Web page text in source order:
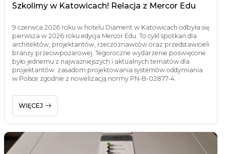
Szkolimy w Katowicach! Relacja z Mercor Edu
9 czerwca 2026 roku w hotelu Diament w Katowicach odbyła się
pierwsza w 2026 roku edycja Mercor Edu. To cykl spotkań dla
architektów, projektantów, rzeczoznawców oraz przedstawicieli
branży przeciwpożarowej. Tegoroczne wydarzenie poświęcone
było jednemu z najważniejszych i aktualnych tematów dla
projektantów: zasadom projektowania systemów oddymiania
w Polsce zgodnie z nowelizacją normy PN-B-02877-4.
WIĘCEJ